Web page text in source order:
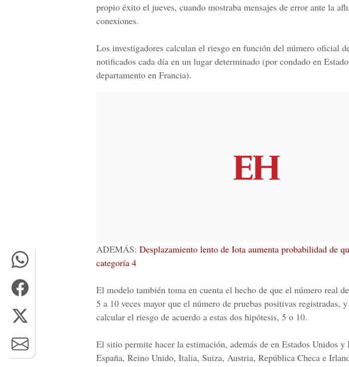
propio éxito el jueves, cuando mostraba mensajes de error ante la
conexiones.
Los investigadores calculan el riesgo en función del número oficial
notificados cada día en un lugar determinado (por condado en
departamento en Francia).
ADEMÁS: Desplazamiento lento de Iota aumenta probabilidad de
categoría 4
El modelo también toma en cuenta el hecho de que el número real
5 a 10 veces mayor que el número de pruebas positivas registradas,
calcular el riesgo de acuerdo a estas dos hipótesis, 5 o 10.
El sitio permite hacer la estimación, además de en Estados Unidos y
España, Reino Unido, Italia, Suiza, Austria, República Checa e